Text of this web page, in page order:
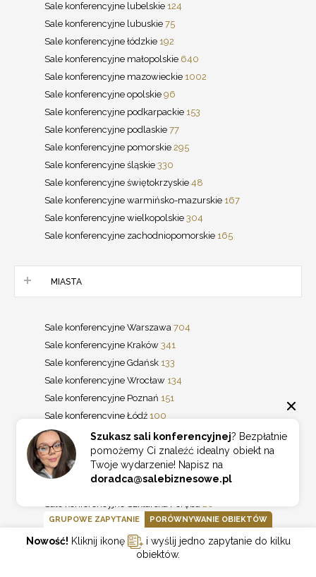
Sale konferencyjne lubelskie 124
Sale konferencyjne lubuskie 75
Sale konferencyjne łódzkie 192
Sale konferencyjne małopolskie 640
Sale konferencyjne mazowieckie 1002
Sale konferencyjne opolskie 96
Sale konferencyjne podkarpackie 153
Sale konferencyjne podlaskie 77
Sale konferencyjne pomorskie 295
Sale konferencyjne śląskie 330
Sale konferencyjne świętokrzyskie 48
Sale konferencyjne warmińsko-mazurskie 167
Sale konferencyjne wielkopolskie 304
Sale konferencyjne zachodniopomorskie 165
MIASTA
Sale konferencyjne Warszawa 704
Sale konferencyjne Kraków 341
Sale konferencyjne Gdańsk 133
Sale konferencyjne Wrocław 134
Sale konferencyjne Poznań 151
Sale konferencyjne Łódź 100
Sale konferencyjne Zakopane87
Sale konferencyjne Katowice64
Sale konferencyjne Lublin46 Sale konferencyjne Kielce
Sale konferencyjne Karpacz
Sale konferencyjne Szklarska Poręba 26
Sale konferencyjne Szczyrk20
Sale konferencyjne Bydgoszcz 44
Sale konferencyjne Wisła22 Sale konferencyjne Gdynia
Szukasz sali konferencyjnej? Bezpłatnie
pomożemy Ci znaleźć idealny obiekt na
Twoje wydarzenie! Napisz na
doradca@salebiznesowe.pl
GRUPOWE ZAPYTANIE PORÓWNYWANIE OBIEKTÓW
Nowość! Kliknij ikonę
i wyślij jedno zapytanie do kilku
obiektów.